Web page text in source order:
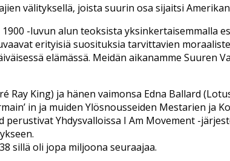
välityksellä, joista suurin osa sijaitsi
-luvun alun teoksista yksinkertaisemmalla
erityisiä suosituksia tarvittavien
elämässä. Meidän aikanamme Suuren
Ray King) ja hänen vaimonsa Edna Ballard
in ja muiden Ylösnousseiden Mestarien ja
perustivat Yhdysvalloissa I Am Movement -
sillä oli jopa miljoona seuraajaa.